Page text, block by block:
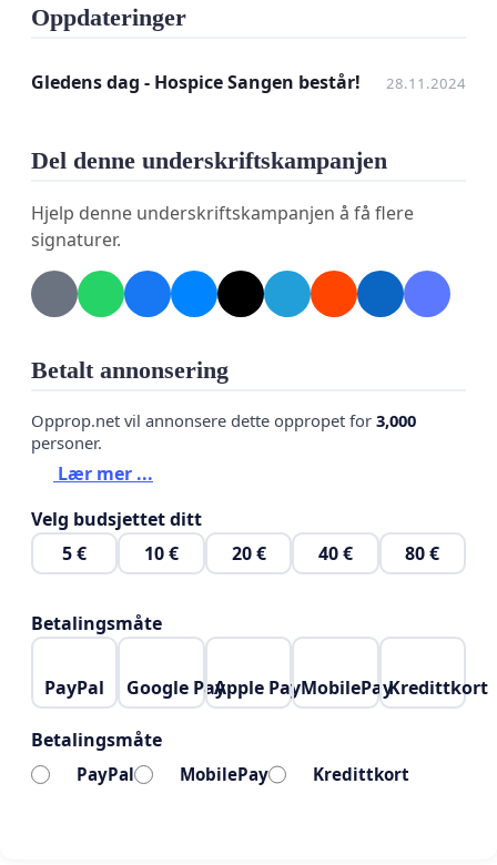
slik palliativ behandling ønsker de ansatte å gi aktiv
Hospice Sangen har følgende visjon for arbeidet: "å
Vi oppfordrer alle til å signere oppropet - Hospice
Sangen må bestå!
Oppdateringer
Gledens dag - Hospice Sangen består! 28.11.2024
Del denne underskriftskampanjen
Hjelp denne underskriftskampanjen å få flere
signaturer.
Betalt annonsering
Opprop.net vil annonsere dette oppropet for 3,000
personer.
Lær mer ...
Velg budsjettet ditt
5 €
10 € 20 € 40 € 80 €
Betalingsmåte
PayPal Google PayApple PayMobilePayKredittkort
Betalingsmåte
PayPal MobilePay Kredittkort